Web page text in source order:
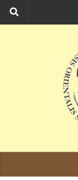
Ga naar de inhoud